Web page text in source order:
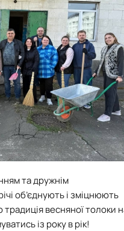
та дружнім
об’єднують і зміцнюють
весняної толоки
із року в рік!